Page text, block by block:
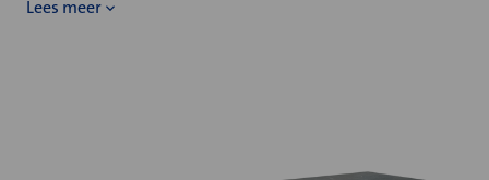
Lees meer